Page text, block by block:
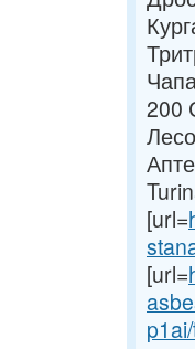
200
[url=
[url=